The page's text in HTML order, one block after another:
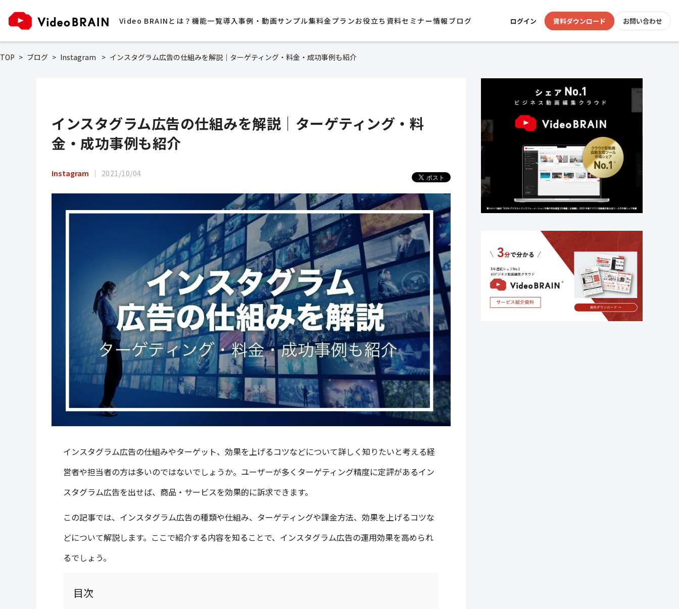
Video BRAINとは？ 機能一覧導入事例・動画サンプル集​料金プランお役立ち資料セミナー情報 ブログ ログイン 資料ダウンロード お問い合わせ
TOP ブログ Instagram インスタグラム広告の仕組みを解説｜ターゲティング・料金・成功事例も紹介
インスタグラム広告の仕組みを解説｜ターゲティング・料
金・成功事例も紹介
Instagram 2021/10/04
インスタグラム広告の仕組みやターゲット、効果を上げるコツなどについて詳しく知りたいと考える経
営者や担当者の方は多いのではないでしょうか。ユーザーが多くターゲティング精度に定評があるイン
スタグラム広告を出せば、商品・サービスを効果的に訴求できます。
この記事では、インスタグラム広告の種類や仕組み、ターゲティングや課金方法、効果を上げるコツな
どについて解説します。ここで紹介する内容を知ることで、インスタグラム広告の運用効果を高められ
るでしょう。
目次